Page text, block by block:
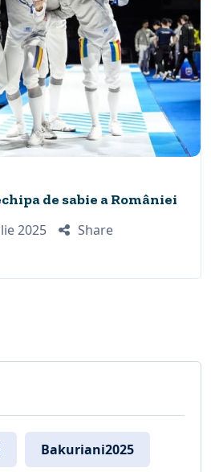
de sabie a României
2025
Share
Bakuriani2025